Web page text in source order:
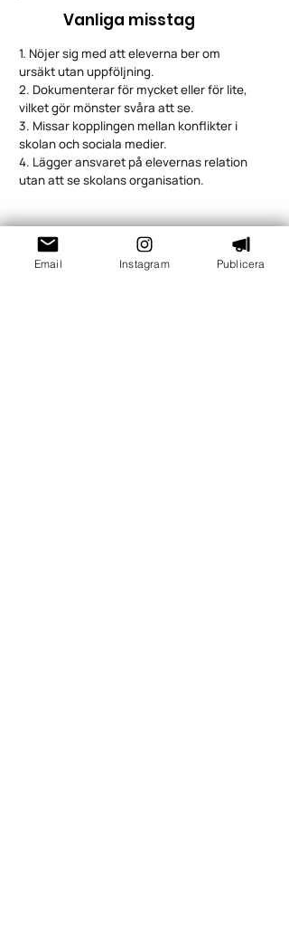
Vanliga misstag
1. Nöjer sig med att eleverna ber om
ursäkt utan uppföljning.
2. Dokumenterar för mycket eller för lite,
vilket gör mönster svåra att se.
3. Missar kopplingen mellan konflikter i
skolan och sociala medier.
4. Lägger ansvaret på elevernas relation
utan att se skolans organisation.
Email Instagram Publicera